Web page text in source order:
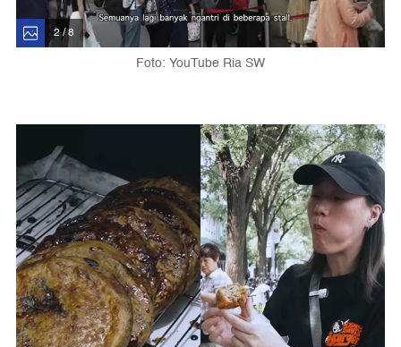
2 / 8
Foto: YouTube Ria SW